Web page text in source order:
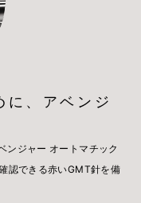
に、アベンジ
ジャー オートマチック
認できる赤いGMT針を備